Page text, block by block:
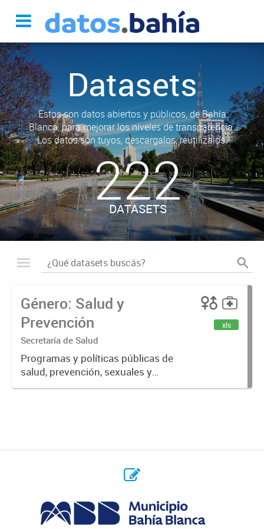
Datasets
Estos son datos abiertos y públicos, de Bahía
Blanca, para mejorar los niveles de transparencia.
Los datos son tuyos, descargalos, reutilizalos.
222
DATASETS
Género: Salud y
Prevención
Secretaría de Salud
Programas y políticas públicas de
salud, prevención, sexuales y
reproductivas.
xls